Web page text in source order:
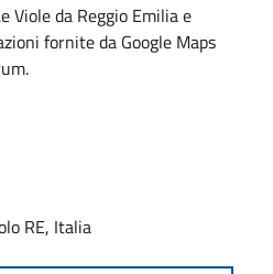
Viole da Reggio Emilia e
fornite da Google Maps
RE, Italia